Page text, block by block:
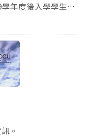
學年度後入學學生)
文，成績不滿七十
試，碩士班學生論
請論文口試。。
所同意）以12學分
習分數，第一學
士班必修課程 ◆國
學士班未曾修習過
本校學士班補修國
分) ◎必修科目表 ◎
。